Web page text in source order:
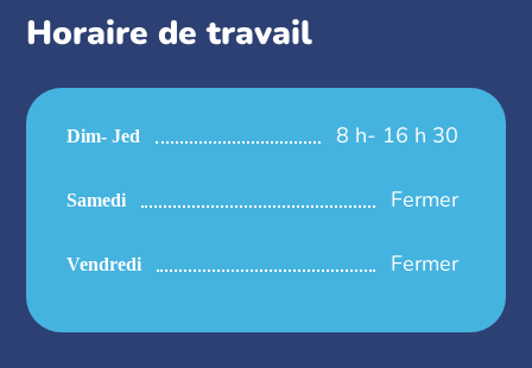
Horaire de travail
Dim- Jed 8 h- 16 h 30
Samedi Fermer
Vendredi Fermer